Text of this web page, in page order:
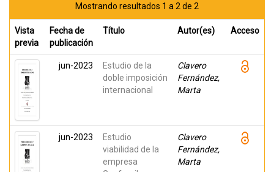
Mostrando resultados 1 a 2 de 2
Vista
previa
Fecha de
publicación
Título Autor(es) Acceso
jun-2023
Estudio de la
doble imposición
internacional
Clavero
Fernández,
Marta
jun-2023
Estudio
viabilidad de la
empresa
Clavero
Fernández,
Marta